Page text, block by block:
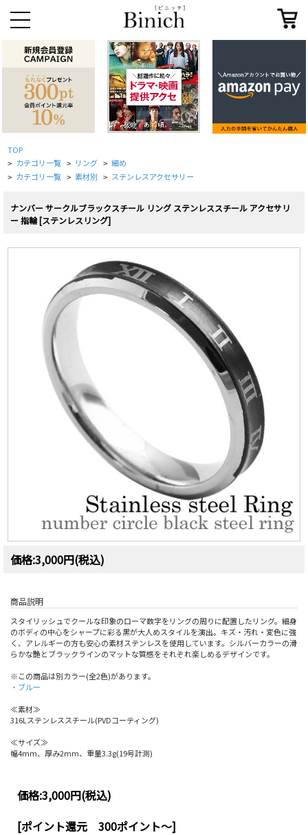
TOP
> カテゴリ一覧 > リング > 細め
> カテゴリ一覧 > 素材別 > ステンレスアクセサリー
ナンバー サークルブラックスチール リング ステンレススチール アクセサリ
ー 指輪 [ステンレスリング]
価格:3,000円(税込)
商品説明
スタイリッシュでクールな印象のローマ数字をリングの周りに配置したリング。細身
のボディの中心をシャープに彩る黒が大人めスタイルを演出。キズ・汚れ・変色に強
く、アレルギーの方も安心の素材ステンレスを使用しています。シルバーカラーの滑
らかな艶とブラックラインのマットな質感をそれぞれ楽しめるデザインです。
※この商品は別カラー(全2色)があります。
・ブルー
≪素材≫
316Lステンレススチール(PVDコーティング)
≪サイズ≫
幅4mm、厚み2mm、重量3.3g(19号計測)
価格:3,000円(税込)
[ポイント還元 300ポイント～]